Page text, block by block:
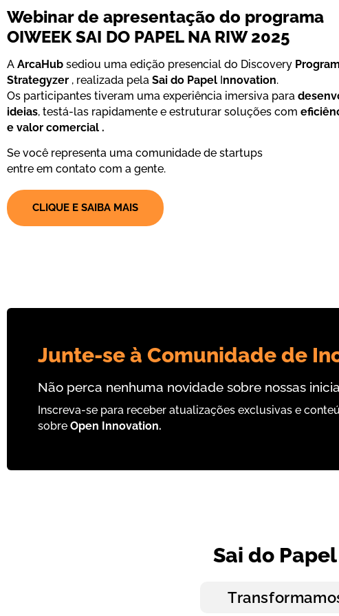
Webinar de apresentação do programa
OIWEEK SAI DO PAPEL NA RIW 2025
A ArcaHub sediou uma edição presencial do Discovery
Strategyzer , realizada pela Sai do Papel Innovation.
Os participantes tiveram uma experiência imersiva para
ideias, testá-las rapidamente e estruturar soluções com
e valor comercial .
Se você representa uma comunidade de startups
entre em contato com a gente.
CLIQUE E SAIBA MAIS
Junte-se à Comunidade de
Não perca nenhuma novidade sobre nossas
Inscreva-se para receber atualizações exclusivas e
sobre Open Innovation.
Sai do Papel |